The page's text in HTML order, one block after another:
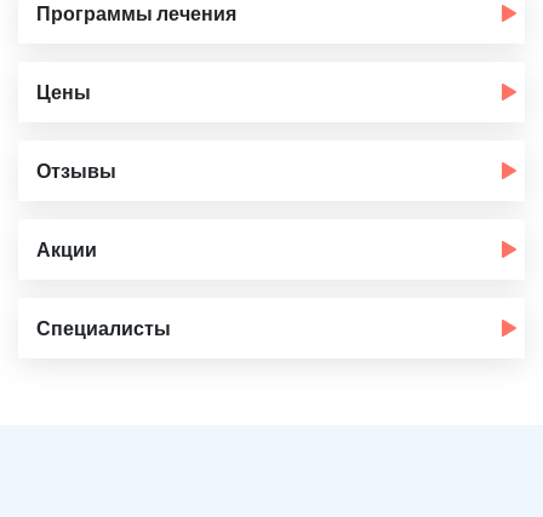
Программы лечения
Цены
Отзывы
Акции
Специалисты